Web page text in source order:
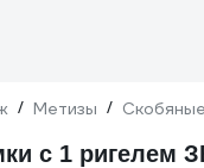
/ Метизы /
с 1 ригелем